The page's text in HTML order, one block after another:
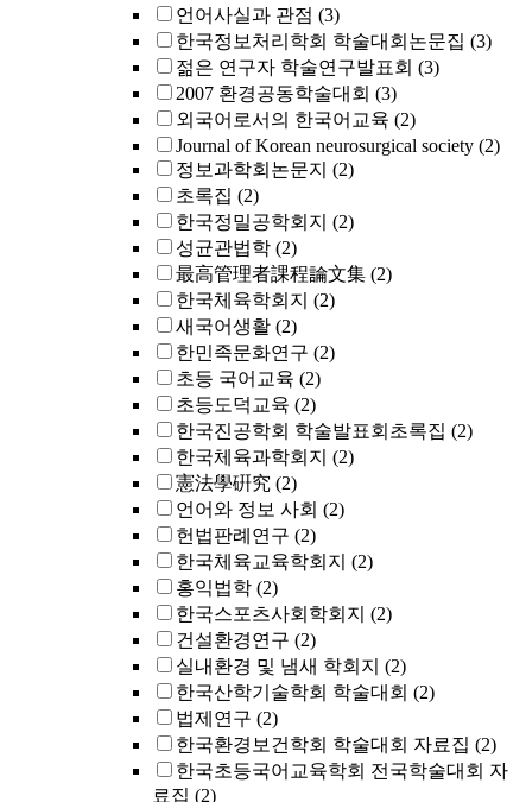
언어사실과 관점 (3)
한국정보처리학회 학술대회논문집 (3)
젊은 연구자 학술연구발표회 (3)
2007 환경공동학술대회 (3)
외국어로서의 한국어교육 (2)
Journal of Korean neurosurgical society (2)
정보과학회논문지 (2)
초록집 (2)
한국정밀공학회지 (2)
성균관법학 (2)
最高管理者課程論文集 (2)
한국체육학회지 (2)
새국어생활 (2)
한민족문화연구 (2)
초등 국어교육 (2)
초등도덕교육 (2)
한국진공학회 학술발표회초록집 (2)
한국체육과학회지 (2)
憲法學硏究 (2)
언어와 정보 사회 (2)
헌법판례연구 (2)
한국체육교육학회지 (2)
홍익법학 (2)
한국스포츠사회학회지 (2)
건설환경연구 (2)
실내환경 및 냄새 학회지 (2)
한국산학기술학회 학술대회 (2)
법제연구 (2)
한국환경보건학회 학술대회 자료집 (2)
한국초등국어교육학회 전국학술대회 자
료집 (2)